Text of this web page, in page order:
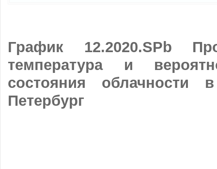
График 12.2020.SPb
температура и
состояния облачности
Петербург